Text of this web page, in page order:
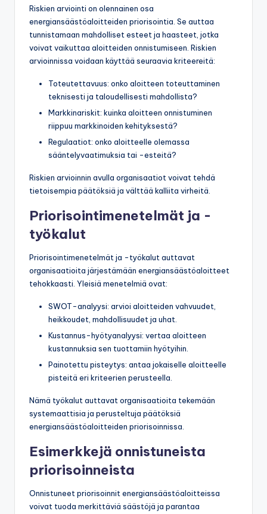
Riskien arviointi on olennainen osa
energiansäästöaloitteiden priorisointia. Se auttaa
tunnistamaan mahdolliset esteet ja haasteet, jotka
voivat vaikuttaa aloitteiden onnistumiseen. Riskien
arvioinnissa voidaan käyttää seuraavia kriteereitä:
Toteutettavuus: onko aloitteen toteuttaminen
teknisesti ja taloudellisesti mahdollista?
Markkinariskit: kuinka aloitteen onnistuminen
riippuu markkinoiden kehityksestä?
Regulaatiot: onko aloitteelle olemassa
sääntelyvaatimuksia tai -esteitä?
Riskien arvioinnin avulla organisaatiot voivat tehdä
tietoisempia päätöksiä ja välttää kalliita virheitä.
Priorisointimenetelmät ja -
työkalut
Priorisointimenetelmät ja -työkalut auttavat
organisaatioita järjestämään energiansäästöaloitteet
tehokkaasti. Yleisiä menetelmiä ovat:
SWOT-analyysi: arvioi aloitteiden vahvuudet,
heikkoudet, mahdollisuudet ja uhat.
Kustannus-hyötyanalyysi: vertaa aloitteen
kustannuksia sen tuottamiin hyötyihin.
Painotettu pisteytys: antaa jokaiselle aloitteelle
pisteitä eri kriteerien perusteella.
Nämä työkalut auttavat organisaatioita tekemään
systemaattisia ja perusteltuja päätöksiä
energiansäästöaloitteiden priorisoinnissa.
Esimerkkejä onnistuneista
priorisoinneista
Onnistuneet priorisoinnit energiansäästöaloitteissa
voivat tuoda merkittäviä säästöjä ja parantaa